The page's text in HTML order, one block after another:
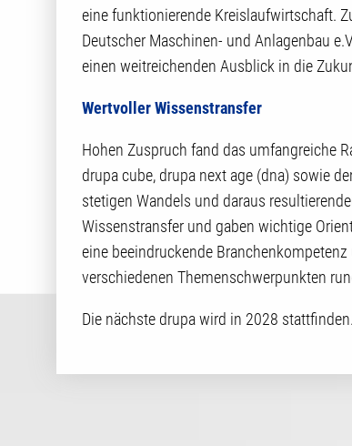
eine funktionierende Kreislaufwirtschaft.
Deutscher Maschinen- und Anlagenbau
einen weitreichenden Ausblick in die
Wertvoller Wissenstransfer
Hohen Zuspruch fand das umfangreiche
drupa cube, drupa next age (dna) sowie
stetigen Wandels und daraus
Wissenstransfer und gaben wichtige
eine beeindruckende
verschiedenen Themenschwerpunkten
Die nächste drupa wird in 2028